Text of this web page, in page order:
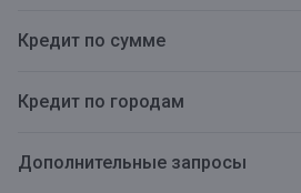
Кредит по сумме
Кредит по городам
Дополнительные запросы